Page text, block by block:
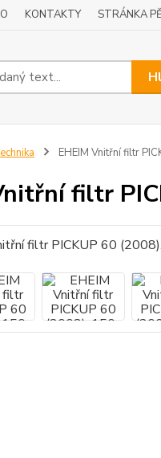
KONTAKTY STRÁNKA
EHEIM Vnitřní filtr
filtr